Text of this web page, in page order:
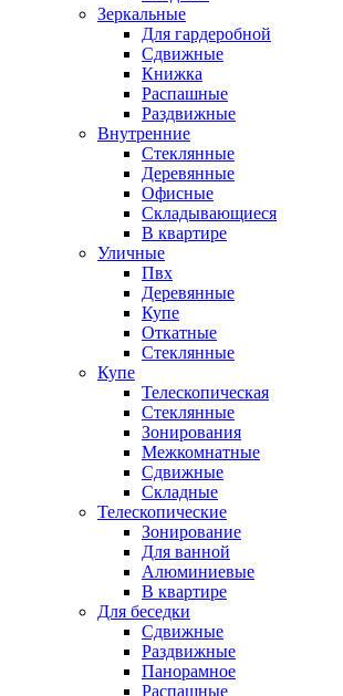
Зеркальные
Для гардеробной
Сдвижные
Книжка
Распашные
Раздвижные
Внутренние
Стеклянные
Деревянные
Офисные
Складывающиеся
В квартире
Уличные
Пвх
Деревянные
Купе
Откатные
Стеклянные
Купе
Телескопическая
Стеклянные
Зонирования
Межкомнатные
Сдвижные
Складные
Телескопические
Зонирование
Для ванной
Алюминиевые
В квартире
Для беседки
Сдвижные
Раздвижные
Панорамное
Распашные